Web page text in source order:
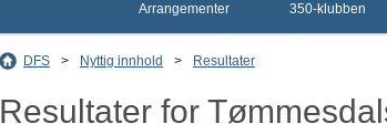
Arrangementer
350-klubben
DFS > Nyttig innhold > Resultater
Resultater for